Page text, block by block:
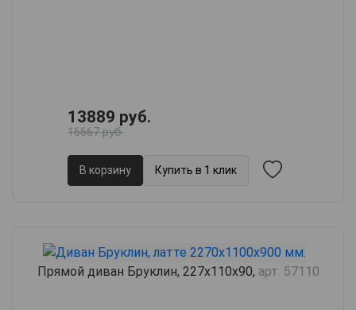
13889 руб.
16667 руб.
В корзину Купить в 1 клик
Прямой диван Бруклин, 227х110х90, арт. 57110